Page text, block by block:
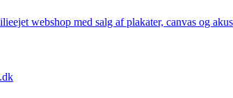
webshop med salg af plakater, canvas og